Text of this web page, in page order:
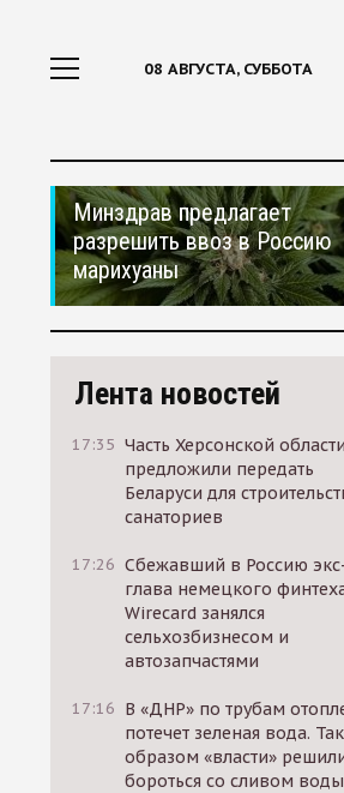
08 АВГУСТА, СУББОТА
Минздрав предлагает
разрешить ввоз в Россию
марихуаны
Лента новостей
17:35 Часть Херсонской области
предложили передать
Беларуси для
санаториев
17:26 Сбежавший в Россию
глава немецкого
Wirecard занялся
сельхозбизнесом и
автозапчастями
17:16 В «ДНР» по трубам
потечет зеленая вода.
образом «власти»
бороться со сливом